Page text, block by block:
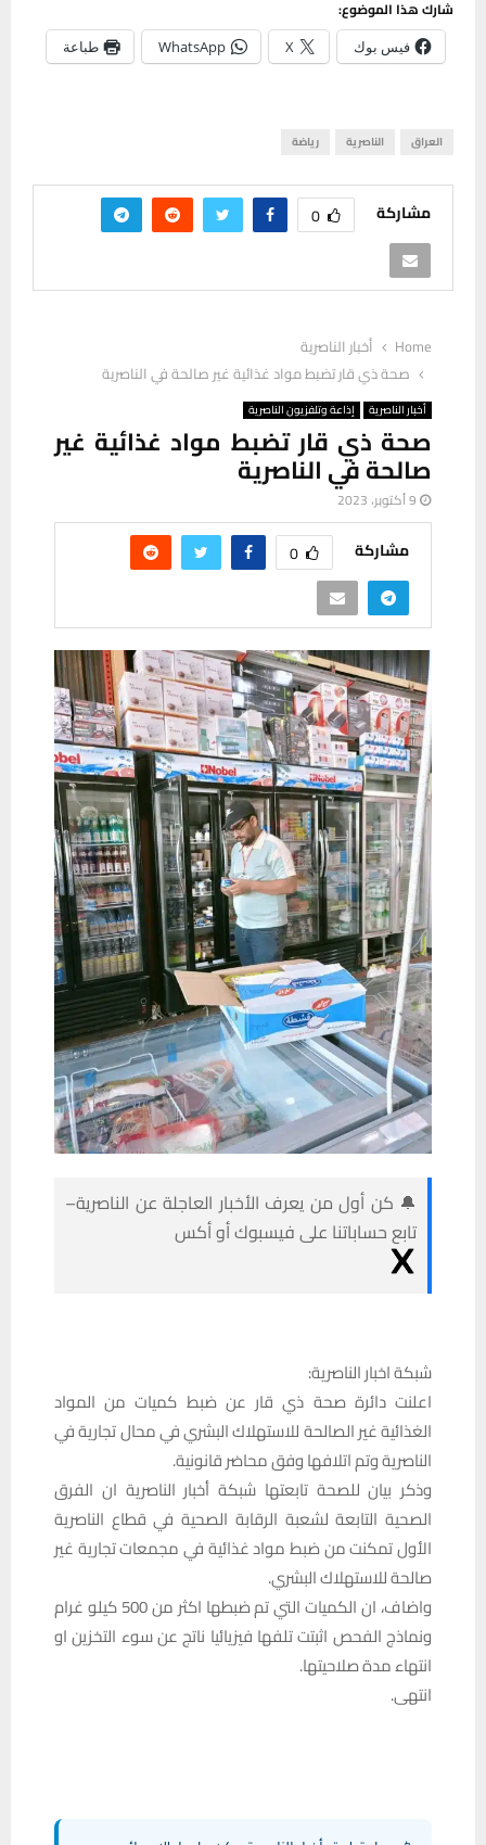
شارك هذا الموضوع:
فيس بوك X
WhatsApp طباعة
العراق الناصرية رياضة
مشاركة 0
Home
أخبار الناصرية
صحة ذي قار تضبط مواد غذائية غير صالحة في الناصرية
أخبار الناصرية إذاعة وتلفزيون الناصرية
صحة ذي قار تضبط مواد غذائية غير
صالحة في الناصرية
9 أكتوبر، 2023
مشاركة 0
🔔 كن أول من يعرف الأخبار العاجلة عن الناصرية–
تابع حساباتنا على فيسبوك أو أكس
شبكة اخبار الناصرية:
اعلنت دائرة صحة ذي قار عن ضبط كميات من المواد
الغذائية غير الصالحة للاستهلاك البشري في محال تجارية في
الناصرية وتم اتلافها وفق محاضر قانونية.
وذكر بيان للصحة تابعتها شبكة أخبار الناصرية ان الفرق
الصحية التابعة لشعبة الرقابة الصحية في قطاع الناصرية
الأول تمكنت من ضبط مواد غذائية في مجمعات تجارية غير
صالحة للاستهلاك البشري.
واضاف، ان الكميات التي تم ضبطها اكثر من 500 كيلو غرام
ونماذج الفحص اثبتت تلفها فيزيائيا ناتج عن سوء التخزين او
انتهاء مدة صلاحيتها.
انتهى.